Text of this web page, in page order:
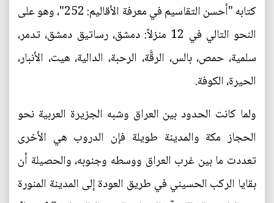
كتابه "أحسن التقاسيم في معرفة الأقاليم: 252"، وهو على
النحو التالي في 12 منزلاً: دمشق، رساتيق دمشق، تدمر،
سلمية، حمص، بالس، الرقَّة، الرحبة، الدالية، هيت، الأنبار،
الحيرة، الكوفة.
ولما كانت الحدود بين العراق وشبه الجزيرة العربية نحو
الحجاز مكة والمدينة طويلة فإن الدروب هي الأخرى
تعددت ما بين غرب العراق ووسطه وجنوبه، والحصيلة أن
بقايا الركب الحسيني في طريق العودة إلى المدينة المنورة